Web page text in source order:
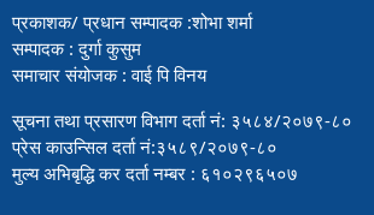
प्रकाशक/ प्रधान सम्पादक :शोभा शर्मा
सम्पादक : दुर्गा कुसुम
समाचार संयोजक : वाई पि विनय
सूचना तथा प्रसारण विभाग दर्ता नं: ३५८४/२०७९-८०
प्रेस काउन्सिल दर्ता नं:३५८९/२०७९-८०
मुल्य अभिबृद्धि कर दर्ता नम्बर : ६१०२९६५०७